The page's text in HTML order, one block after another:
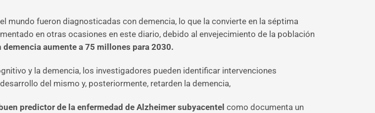
mundo fueron diagnosticadas con demencia, lo que la convierte en la séptima
en otras ocasiones en este diario, debido al envejecimiento de la población
aumente a 75 millones para 2030.
y la demencia, los investigadores pueden identificar intervenciones
del mismo y, posteriormente, retarden la demencia,
predictor de la enfermedad de Alzheimer subyacentel como documenta un